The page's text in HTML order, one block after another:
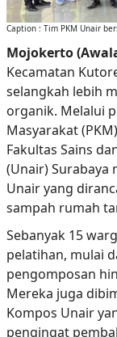
Caption : Tim PKM Unair
Mojokerto
Kecamatan
selangkah lebih
organik. Melalui
Masyarakat
Fakultas Sains
(Unair) Surabaya
Unair yang
sampah rumah
Sebanyak 15
pelatihan, mulai
pengomposan
Mereka juga
Kompos Unair
pengingat